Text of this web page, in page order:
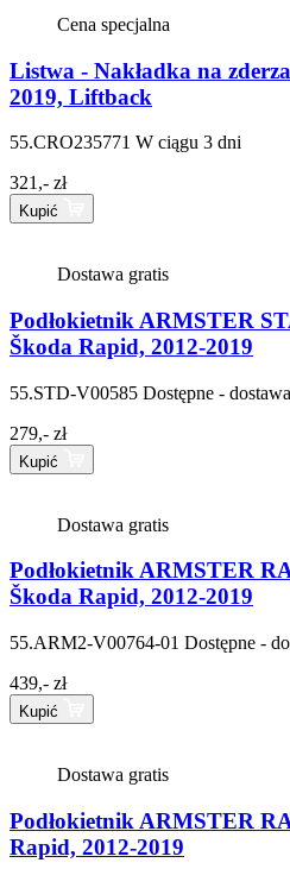
Cena specjalna
Listwa - Nakładka na
2019, Liftback
55.CRO235771 W ciągu 3 dni
321,- zł
Kupić
Dostawa gratis
Podłokietnik ARMSTER
Škoda Rapid, 2012-2019
55.STD-V00585 Dostępne -
279,- zł
Kupić
Dostawa gratis
Podłokietnik ARMSTER
Škoda Rapid, 2012-2019
55.ARM2-V00764-01 Dostępne -
439,- zł
Kupić
Dostawa gratis
Podłokietnik ARMSTER
Rapid, 2012-2019